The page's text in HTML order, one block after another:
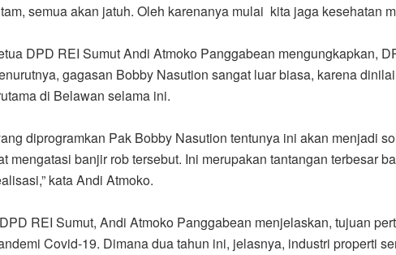
semua akan jatuh. Oleh karenanya mulai kita jaga kesehatan
DPD REI Sumut Andi Atmoko Panggabean mengungkapkan,
gagasan Bobby Nasution sangat luar biasa, karena
di Belawan selama ini.
diprogramkan Pak Bobby Nasution tentunya ini akan menjadi
mengatasi banjir rob tersebut. Ini merupakan tantangan terbesar
kata Andi Atmoko.
REI Sumut, Andi Atmoko Panggabean menjelaskan, tujuan
Covid-19. Dimana dua tahun ini, jelasnya, industri properti